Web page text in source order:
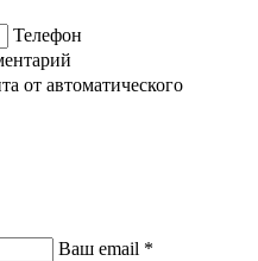
Телефон
от автоматического
Ваш email *